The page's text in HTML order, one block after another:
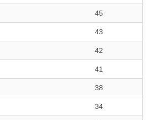
45
43
42
41
38
34